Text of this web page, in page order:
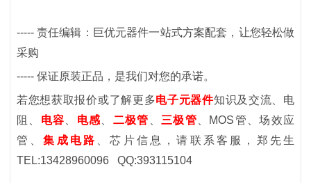
-----责任编辑：巨优元器件一站式方案配套，让您轻松做
采购
----- 保证原装正品，是我们对您的承诺。
若您想获取报价或了解更多电子元器件知识及交流、电
阻、 电容 电感 二极管 三极管 MOS管、场效应
管
、集成电路 、芯片信息，请联系客服
，郑先生
TEL:13428960096 QQ:393115104